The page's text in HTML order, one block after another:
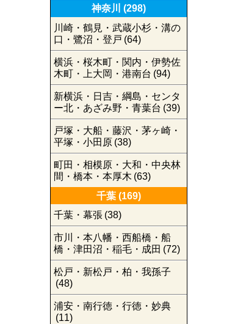
神奈川
(298)
川崎・鶴見・武蔵小杉・溝の
口・鷺沼・登戸 (64)
横浜・桜木町・関内・伊勢佐
木町・上大岡・港南台 (94)
新横浜・日吉・綱島・センタ
ー北・あざみ野・青葉台 (39)
戸塚・大船・藤沢・茅ヶ崎・
平塚・小田原 (38)
町田・相模原・大和・中央林
間・橋本・本厚木 (63)
千葉 (169)
千葉・幕張 (38)
市川・本八幡・西船橋・船
橋・津田沼・稲毛・成田 (72)
松戸・新松戸・柏・我孫子
(48)
浦安・南行徳・行徳・妙典
(11)